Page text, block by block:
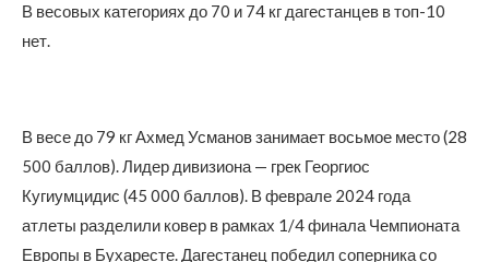
В весовых категориях до 70 и 74 кг дагестанцев в топ-10
нет.
В весе до 79 кг Ахмед Усманов занимает восьмое место (28
500 баллов). Лидер дивизиона — грек Георгиос
Кугиумцидис (45 000 баллов). В феврале 2024 года
атлеты разделили ковер в рамках 1/4 финала Чемпионата
Европы в Бухаресте. Дагестанец победил соперника со